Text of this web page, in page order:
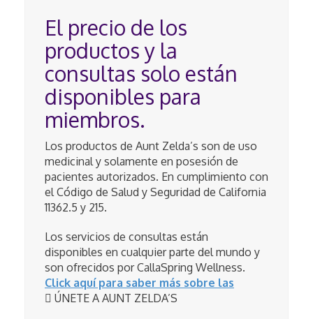
El precio de los
productos y la
consultas solo están
disponibles para
miembros.
Los productos de Aunt Zelda’s son de uso
medicinal y solamente en posesión de
pacientes autorizados. En cumplimiento con
el Código de Salud y Seguridad de California
11362.5 y 215.
Los servicios de consultas están
disponibles en cualquier parte del mundo y
son ofrecidos por CallaSpring Wellness.
Click aquí para saber más sobre las
ÚNETE A AUNT ZELDA’S